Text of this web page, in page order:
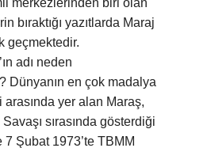
merkezlerinden biri olan
bıraktığı yazıtlarda Maraj
geçmektedir.
adı neden
Dünyanın en çok madalya
yer alan Maraş,
sırasında gösterdiği
Şubat 1973’te TBMM